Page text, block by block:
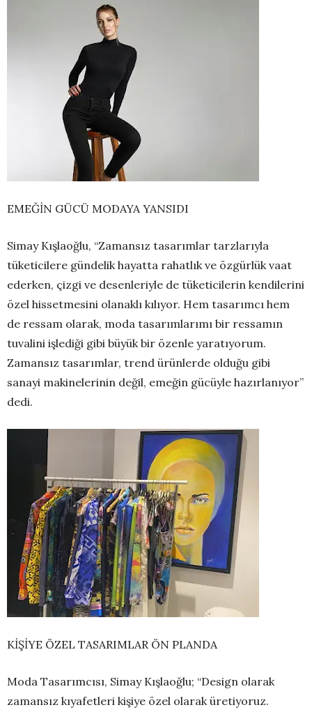
EMEĞİN GÜCÜ MODAYA YANSIDI
Simay Kışlaoğlu, “Zamansız tasarımlar tarzlarıyla
tüketicilere gündelik hayatta rahatlık ve özgürlük vaat
ederken, çizgi ve desenleriyle de tüketicilerin kendilerini
özel hissetmesini olanaklı kılıyor. Hem tasarımcı hem
de ressam olarak, moda tasarımlarımı bir ressamın
tuvalini işlediği gibi büyük bir özenle yaratıyorum.
Zamansız tasarımlar, trend ürünlerde olduğu gibi
sanayi makinelerinin değil, emeğin gücüyle hazırlanıyor”
dedi.
KİŞİYE ÖZEL TASARIMLAR ÖN PLANDA
Moda Tasarımcısı, Simay Kışlaoğlu; “Design olarak
zamansız kıyafetleri kişiye özel olarak üretiyoruz.